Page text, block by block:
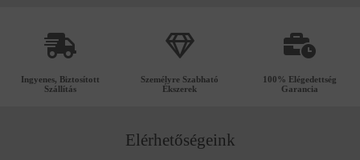
Ingyenes, Biztosított
Szállítás
Személyre Szabható
Ékszerek
100% Elégedettség
Garancia
Elérhetőségeink